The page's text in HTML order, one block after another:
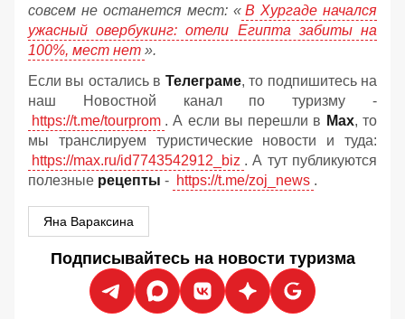
совсем не останется мест: « В Хургаде начался
ужасный овербукинг: отели Египта забиты на
100%, мест нет ».
Если вы остались в Телеграме, то подпишитесь на
наш Новостной канал по туризму -
https://t.me/tourprom . А если вы перешли в Мах, то
мы транслируем туристические новости и туда:
https://max.ru/id7743542912_biz . А тут публикуются
полезные рецепты - https://t.me/zoj_news .
Яна Вараксина
Подписывайтесь на новости туризма